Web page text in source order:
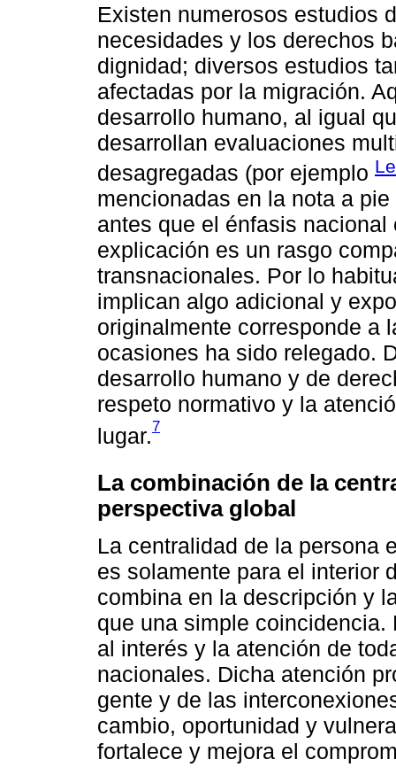
Existen numerosos estudios
necesidades y los derechos
dignidad; diversos estudios
afectadas por la migración.
desarrollo humano, al igual
desarrollan evaluaciones
desagregadas (por ejemplo
mencionadas en la nota a
antes que el énfasis
explicación es un rasgo
transnacionales. Por lo
implican algo adicional y
originalmente corresponde a
ocasiones ha sido relegado.
desarrollo humano y de
respeto normativo y la
lugar.7
La combinación de la
perspectiva global
La centralidad de la persona
es solamente para el interior
combina en la descripción y
que una simple
al interés y la atención de
nacionales. Dicha atención
gente y de las
cambio, oportunidad y
fortalece y mejora el